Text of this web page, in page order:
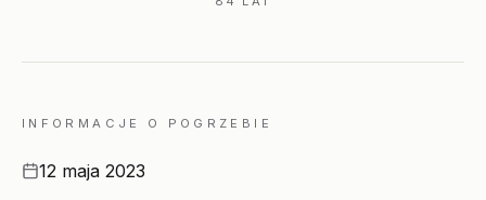
INFORMACJE O POGRZEBIE
Data12 maja 2023